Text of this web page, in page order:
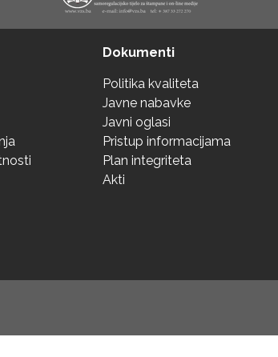
Dokumenti
Politika kvaliteta
Javne nabavke
Javni oglasi
Pristup informacijama
Plan integriteta
Akti